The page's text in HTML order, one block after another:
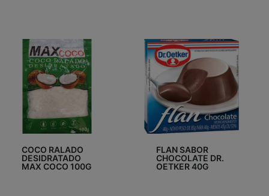
COCO RALADO
DESIDRATADO
MAX COCO 100G
FLAN SABOR
CHOCOLATE DR.
OETKER 40G